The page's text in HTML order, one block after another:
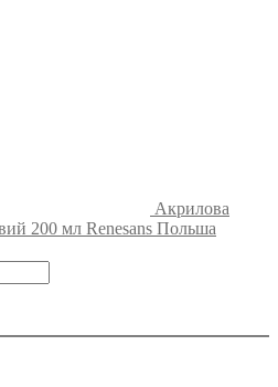
Акрилова
200 мл Renesans Польша